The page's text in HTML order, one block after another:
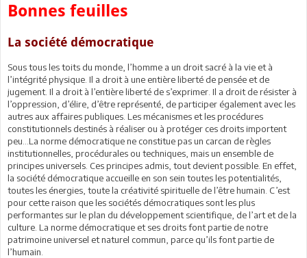
Bonnes feuilles
La société démocratique
Sous tous les toits du monde, l’homme a un droit sacré à la vie et à
l’intégrité physique. Il a droit à une entière liberté de pensée et de
jugement. Il a droit à l’entière liberté de s’exprimer. Il a droit de résister à
l’oppression, d’élire, d’être représenté, de participer également avec les
autres aux affaires publiques. Les mécanismes et les procédures
constitutionnels destinés à réaliser ou à protéger ces droits importent
peu...La norme démocratique ne constitue pas un carcan de règles
institutionnelles, procédurales ou techniques, mais un ensemble de
principes universels. Ces principes admis, tout devient possible. En effet,
la société démocratique accueille en son sein toutes les potentialités,
toutes les énergies, toute la créativité spirituelle de l’être humain. C’est
pour cette raison que les sociétés démocratiques sont les plus
performantes sur le plan du développement scientifique, de l’art et de la
culture. La norme démocratique et ses droits font partie de notre
patrimoine universel et naturel commun, parce qu’ils font partie de
l’humain.